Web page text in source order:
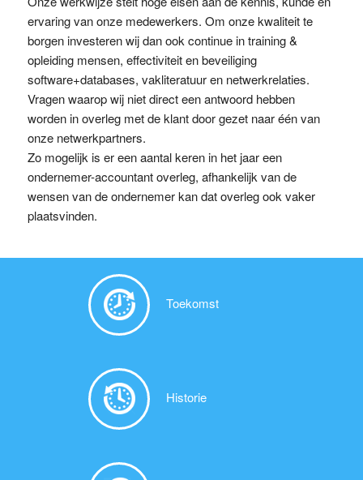
ervaring van onze medewerkers. Om onze kwaliteit te
borgen investeren wij dan ook continue in training &
opleiding mensen, effectiviteit en beveiliging
software+databases, vakliteratuur en netwerkrelaties.
Vragen waarop wij niet direct een antwoord hebben
worden in overleg met de klant door gezet naar één van
onze netwerkpartners.
Zo mogelijk is er een aantal keren in het jaar een
ondernemer-accountant overleg, afhankelijk van de
wensen van de ondernemer kan dat overleg ook vaker
plaatsvinden.
Toekomst
Historie